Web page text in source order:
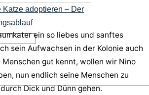
Katze adoptieren – Der
ein so liebes und sanftes
sein Aufwachsen in der Kolonie auch
gut kennt, wollen wir Nino
nun endlich seine Menschen zu
Dick und Dünn gehen.